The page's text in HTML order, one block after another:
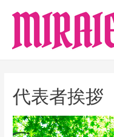
代表者挨拶